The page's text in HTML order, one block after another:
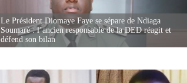
Le Président Diomaye Faye se sépare de Ndiaga
Soumaré : l’ancien responsable de la DED réagit et
défend son bilan